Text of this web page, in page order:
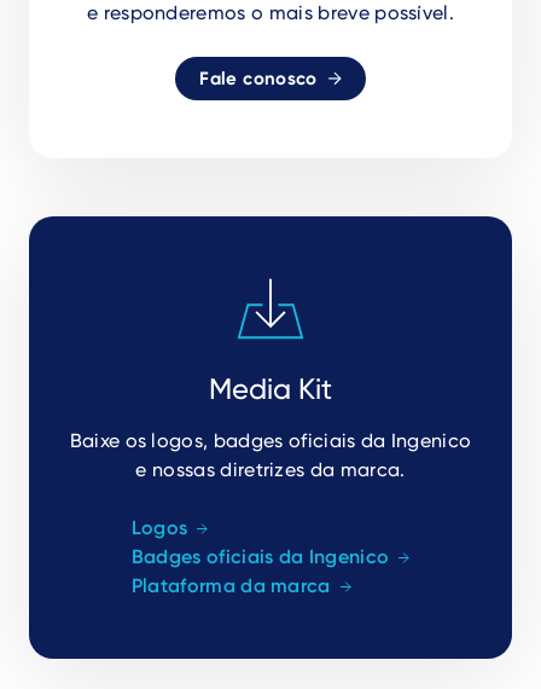
e responderemos o mais breve possível.
Fale conosco
Media Kit
Baixe os logos, badges oficiais da Ingenico
e nossas diretrizes da marca.
Logos
Badges oficiais da Ingenico
Plataforma da marca